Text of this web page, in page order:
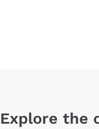
Explore the